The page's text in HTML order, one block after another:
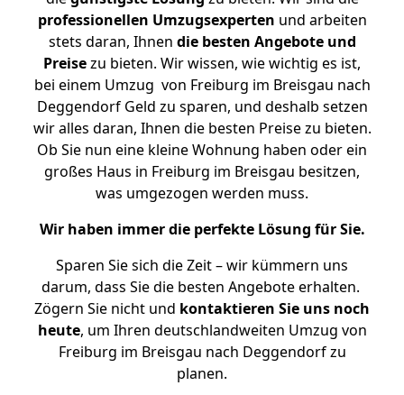
professionellen Umzugsexperten und arbeiten
stets daran, Ihnen die besten Angebote und
Preisezu bieten. Wir wissen, wie wichtig es ist,
bei einem Umzug von Freiburg im Breisgau nach
Deggendorf Geld zu sparen, und deshalb setzen
wir alles daran, Ihnen die besten Preise zu bieten.
Ob Sie nun eine kleine Wohnung haben oder ein
großes Haus in Freiburg im Breisgau besitzen,
was umgezogen werden muss.
Wir haben immer die perfekte Lösung für Sie.
Sparen Sie sich die Zeit – wir kümmern uns
darum, dass Sie die besten Angebote erhalten.
Zögern Sie nicht und kontaktieren Sie uns noch
heute, um Ihren deutschlandweiten Umzug von
Freiburg im Breisgau nach Deggendorf zu
planen.